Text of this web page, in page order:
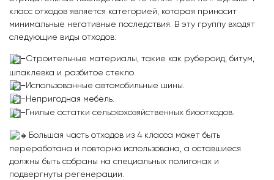
класс отходов является категорией, которая приносит
минимальные негативные последствия. В эту группу входят
следующие виды отходов:
–Строительные материалы, такие как рубероид, битум,
шпаклевка и разбитое стекло.
–Использованные автомобильные шины.
–Непригодная мебель.
–Гнилые остатки сельскохозяйственных биоотходов.
Большая часть отходов из 4 класса может быть
переработана и повторно использована, а оставшиеся
должны быть собраны на специальных полигонах и
подвергнуты регенерации.